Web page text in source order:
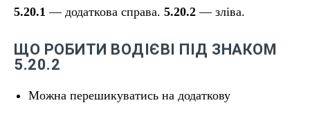
5.20.1 — додаткова справа. 5.20.2 — зліва.
ЩО РОБИТИ ВОДІЄВІ ПІД ЗНАКОМ
5.20.2
Можна перешикуватись на додаткову